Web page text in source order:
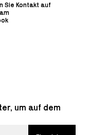
Sie Kontakt auf
um auf dem